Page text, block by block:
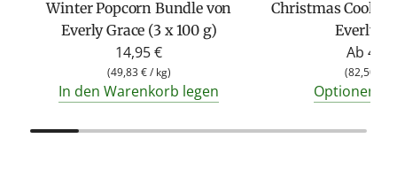
Winter Popcorn Bundle von
Everly Grace (3 x 100 g)
14,95 €
(49,83 €/ kg)
In den Warenkorb legen
Christmas
Everly
Ab
(82,50 €
Optionen